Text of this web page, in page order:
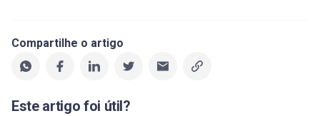
Compartilhe o artigo
Este artigo foi útil?